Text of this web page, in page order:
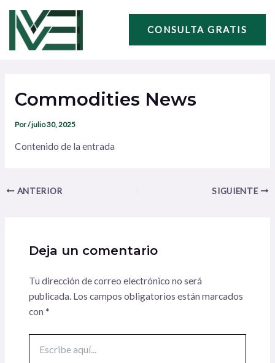
contenido
CONSULTA GRATIS
Commodities News
Por/julio 30, 2025
Contenido de la entrada
entradas
ANTERIOR SIGUIENTE
Deja un comentario
Tu dirección de correo electrónico no será
publicada. Los campos obligatorios están marcados
con *
aquí...